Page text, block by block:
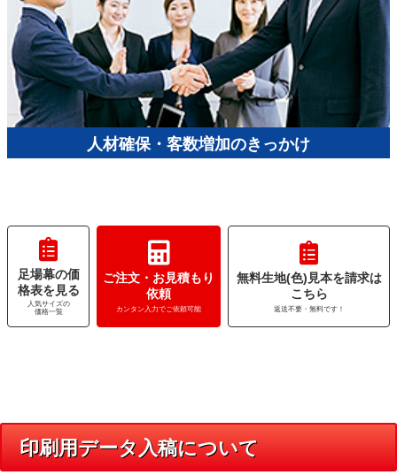
人材確保・客数増加のきっかけ
足場幕の価
格表を見る
人気サイズの
価格一覧
ご注文・お見積もり
依頼
カンタン入力でご依頼可能
無料生地(色)見本を請求は
こちら
返送不要・無料です！
印刷用データ入稿について